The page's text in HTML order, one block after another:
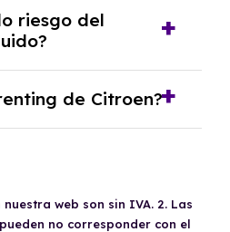
de renting con
y sin pagar
riesgo del
riesgo sin franquicia
cuotas mensuales.
de Citroen?
la documentación.
web son sin IVA. 2. Las
no corresponder con el